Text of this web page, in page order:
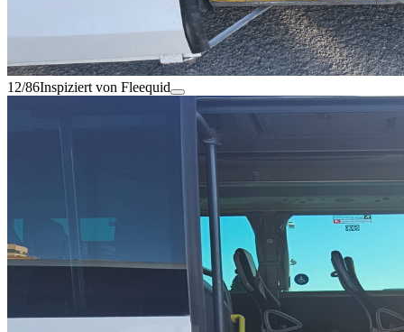
12/86Inspiziert von Fleequid